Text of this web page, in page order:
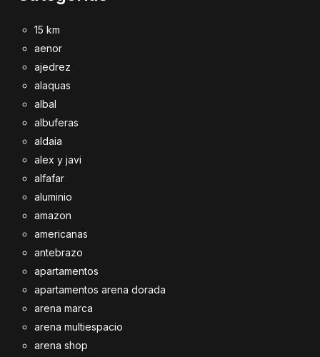
15 km
aenor
ajedrez
alaquas
albal
albuferas
aldaia
alex y javi
alfafar
aluminio
amazon
americanas
antebrazo
apartamentos
apartamentos arena dorada
arena marca
arena multiespacio
arena shop